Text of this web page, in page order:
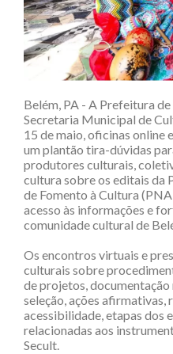
Belém, PA - A Prefeitura
Secretaria Municipal de
15 de maio, oficinas online
um plantão tira-dúvidas
produtores culturais,
cultura sobre os editais da
de Fomento à Cultura
acesso às informações e
comunidade cultural de
Os encontros virtuais e
culturais sobre
de projetos,
seleção, ações afirmativas,
acessibilidade, etapas dos
relacionadas aos
Secult.